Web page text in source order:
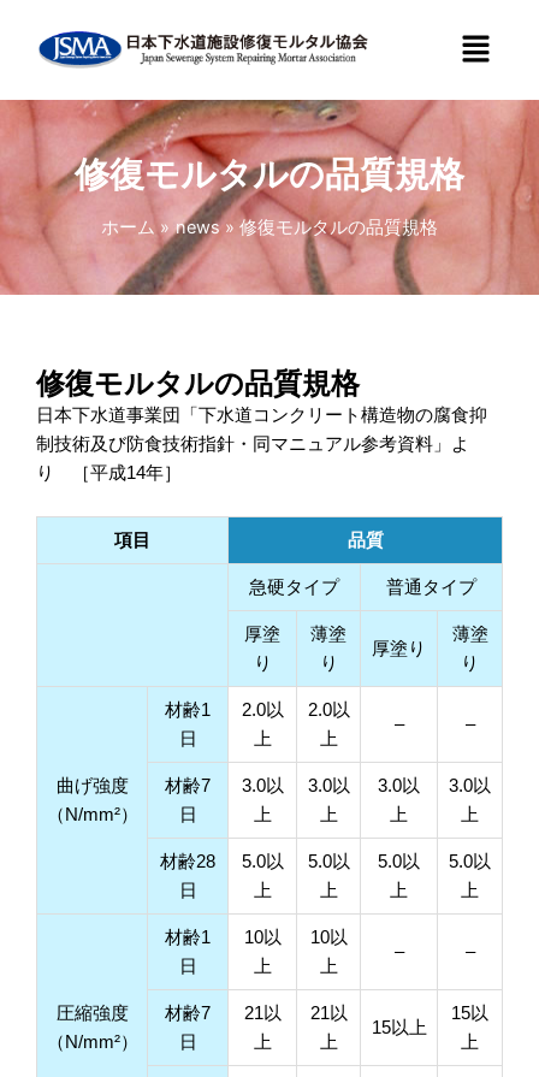
ス
メ
ニ
修復モルタルの品質規格
ホーム news 修復モルタルの品質規格
修復モルタルの品質規格
日本下水道事業団「下水道コンクリート構造物の腐食抑
制技術及び防食技術指針・同マニュアル参考資料」よ
り ［平成14年］
項目 品質
急硬タイプ 普通タイプ
厚塗
り
薄塗
り
厚塗り
薄塗
り
曲げ強度
（N/mm²）
材齢1
日
2.0以
上
2.0以
上
– –
材齢7
日
3.0以
上
3.0以
上
3.0以
上
3.0以
上
材齢28
日
5.0以
上
5.0以
上
5.0以
上
5.0以
上
圧縮強度
（N/mm²）
材齢1
日
10以
上
10以
上
– –
材齢7
日
21以
上
21以
上
15以上
15以
上